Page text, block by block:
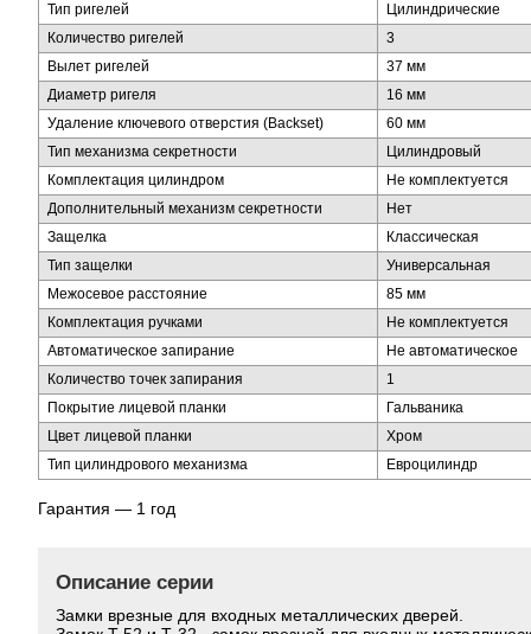
Тип ригелей
Цилиндрические
Количество ригелей
3
Вылет ригелей
37 мм
Диаметр ригеля
16 мм
Удаление ключевого отверстия (Backset)
60 мм
Тип механизма секретности
Цилиндровый
Комплектация цилиндром
Не комплектуется
Дополнительный механизм секретности
Нет
Защелка
Классическая
Тип защелки
Универсальная
Межосевое расстояние
85 мм
Комплектация ручками
Не комплектуется
Автоматическое запирание
Не автоматическое
Количество точек запирания
1
Покрытие лицевой планки
Гальваника
Цвет лицевой планки
Хром
Тип цилиндрового механизма
Евроцилиндр
Гарантия — 1 год
Описание серии
Замки врезные для входных металлических дверей.